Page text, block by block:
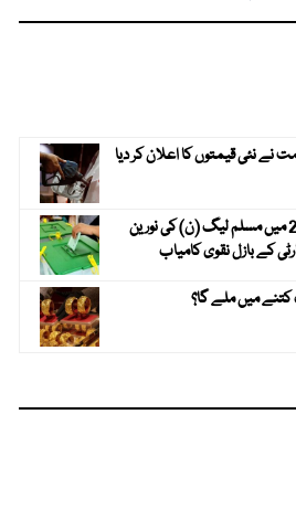
نے نئی قیمتوں کا اعلان کر دیا
آزاد کشمیر الیکشن ، ایل اے 27 میں مسلم لیگ (ن) کی نورین
کتنے میں ملے گا؟